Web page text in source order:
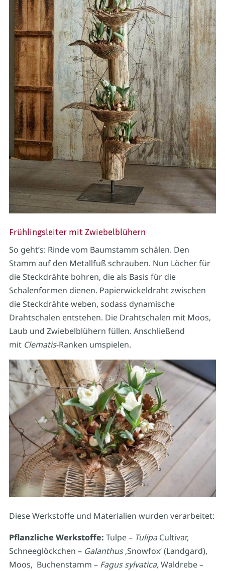
Frühlingsleiter mit Zwiebelblühern
So geht’s: Rinde vom Baumstamm schälen. Den
Stamm auf den Metallfuß schrauben. Nun Löcher für
die Steckdrähte bohren, die als Basis für die
Schalenformen dienen. Papierwickeldraht zwischen
die Steckdrähte weben, sodass dynamische
Drahtschalen entstehen. Die Drahtschalen mit Moos,
Laub und Zwiebelblühern füllen. Anschließend
mit Clematis-Ranken umspielen.
Diese Werkstoffe und Materialien wurden verarbeitet:
Pflanzliche Werkstoffe: Tulpe – TulipaCultivar,
Schneeglöckchen – Galanthus‚Snowfox‘ (Landgard),
Moos, Buchenstamm – Fagus sylvatica,Waldrebe –